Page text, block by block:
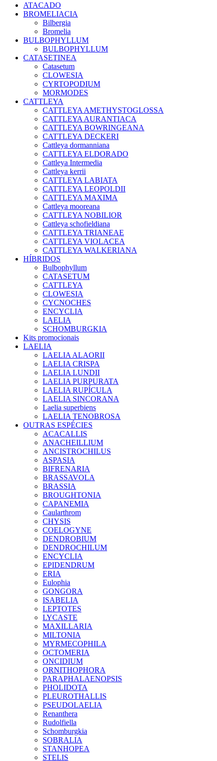
ATACADO
BROMELIACIA
Bilbergia
Bromelia
BULBOPHYLLUM
BULBOPHYLLUM
CATASETINEA
Catasetum
CLOWESIA
CYRTOPODIUM
MORMODES
CATTLEYA
CATTLEYA AMETHYSTOGLOSSA
CATTLEYA AURANTIACA
CATTLEYA BOWRINGEANA
CATTLEYA DECKERI
Cattleya dormanniana
CATTLEYA ELDORADO
Cattleya Intermedia
Cattleya kerrii
CATTLEYA LABIATA
CATTLEYA LEOPOLDII
CATTLEYA MAXIMA
Cattleya mooreana
CATTLEYA NOBILIOR
Cattleya schofieldiana
CATTLEYA TRIANEAE
CATTLEYA VIOLACEA
CATTLEYA WALKERIANA
HÍBRIDOS
Bulbophyllum
CATASETUM
CATTLEYA
CLOWESIA
CYCNOCHES
ENCYCLIA
LAELIA
SCHOMBURGKIA
Kits promocionais
LAELIA
LAELIA ALAORII
LAELIA CRISPA
LAELIA LUNDII
LAELIA PURPURATA
LAELIA RUPÍCULA
LAELIA SINCORANA
Laelia superbiens
LAELIA TENOBROSA
OUTRAS ESPÉCIES
ACACALLIS
ANACHEILLIUM
ANCISTROCHILUS
ASPASIA
BIFRENARIA
BRASSAVOLA
BRASSIA
BROUGHTONIA
CAPANEMIA
Caularthrom
CHYSIS
COELOGYNE
DENDROBIUM
DENDROCHILUM
ENCYCLIA
EPIDENDRUM
ERIA
Eulophia
GONGORA
ISABELIA
LEPTOTES
LYCASTE
MAXILLARIA
MILTONIA
MYRMECOPHILA
OCTOMERIA
ONCIDIUM
ORNITHOPHORA
PARAPHALAENOPSIS
PHOLIDOTA
PLEUROTHALLIS
PSEUDOLAELIA
Renanthera
Rudolfiella
Schomburgkia
SOBRALIA
STANHOPEA
STELIS